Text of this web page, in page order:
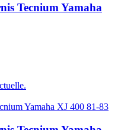
Tecnium Yamaha